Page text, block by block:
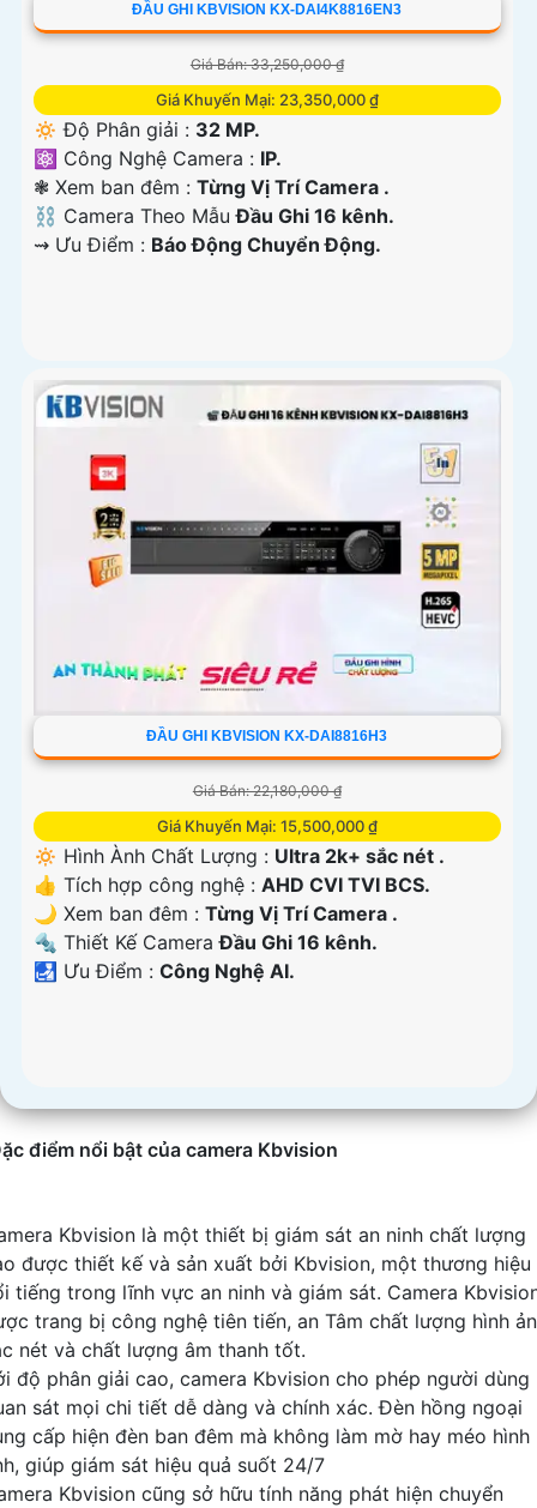
ĐẦU GHI KBVISION KX-DAI4K8816EN3
Giá Bán: 33,250,000 ₫
Giá Khuyến Mại: 23,350,000 ₫
🔅 Độ Phân giải : 32 MP.
⚛️ Công Nghệ Camera : IP.
❃ Xem ban đêm : Từng Vị Trí Camera .
⛓ Camera Theo MẫuĐầu Ghi 16 kênh.
️⇝ Ưu Điểm : Báo Động Chuyển Động.
ĐẦU GHI KBVISION KX-DAI8816H3
Giá Bán: 22,180,000 ₫
Giá Khuyến Mại: 15,500,000 ₫
🔅 Hình Ành Chất Lượng : Ultra 2k+ sắc nét .
👍 Tích hợp công nghệ : AHD CVI TVI BCS.
🌙 Xem ban đêm : Từng Vị Trí Camera .
🔩 Thiết Kế CameraĐầu Ghi 16 kênh.
️🛃 Ưu Điểm : Công Nghệ AI.
điểm nổi bật của camera Kbvision
Kbvision là một thiết bị giám sát an ninh chất lượng
được thiết kế và sản xuất bởi Kbvision, một thương hiệu
tiếng trong lĩnh vực an ninh và giám sát. Camera
trang bị công nghệ tiên tiến, an Tâm chất lượng hình
nét và chất lượng âm thanh tốt.
độ phân giải cao, camera Kbvision cho phép người dùng
sát mọi chi tiết dễ dàng và chính xác. Đèn hồng ngoại
cấp hiện đèn ban đêm mà không làm mờ hay méo hình
giúp giám sát hiệu quả suốt 24/7
Kbvision cũng sở hữu tính năng phát hiện chuyển